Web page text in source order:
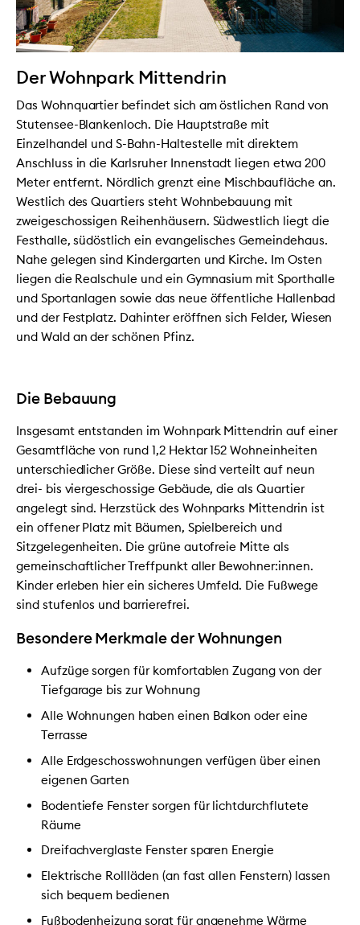
Der Wohnpark Mittendrin
Das Wohnquartier befindet sich am östlichen Rand von
Stutensee-Blankenloch. Die Hauptstraße mit
Einzelhandel und S-Bahn-Haltestelle mit direktem
Anschluss in die Karlsruher Innenstadt liegen etwa 200
Meter entfernt. Nördlich grenzt eine Mischbaufläche an.
Westlich des Quartiers steht Wohnbebauung mit
zweigeschossigen Reihenhäusern. Südwestlich liegt die
Festhalle, südöstlich ein evangelisches Gemeindehaus.
Nahe gelegen sind Kindergarten und Kirche. Im Osten
liegen die Realschule und ein Gymnasium mit Sporthalle
und Sportanlagen sowie das neue öffentliche Hallenbad
und der Festplatz. Dahinter eröffnen sich Felder, Wiesen
und Wald an der schönen Pfinz.
Die Bebauung
Insgesamt entstanden im Wohnpark Mittendrin auf einer
Gesamtfläche von rund 1,2 Hektar 152 Wohneinheiten
unterschiedlicher Größe. Diese sind verteilt auf neun
drei- bis viergeschossige Gebäude, die als Quartier
angelegt sind. Herzstück des Wohnparks Mittendrin ist
ein offener Platz mit Bäumen, Spielbereich und
Sitzgelegenheiten. Die grüne autofreie Mitte als
gemeinschaftlicher Treffpunkt aller Bewohner:innen.
Kinder erleben hier ein sicheres Umfeld. Die Fußwege
sind stufenlos und barrierefrei.
Besondere Merkmale der Wohnungen
Aufzüge sorgen für komfortablen Zugang von der
Tiefgarage bis zur Wohnung
Alle Wohnungen haben einen Balkon oder eine
Terrasse
Alle Erdgeschosswohnungen verfügen über einen
eigenen Garten
Bodentiefe Fenster sorgen für lichtdurchflutete
Räume
Dreifachverglaste Fenster sparen Energie
Elektrische Rollläden (an fast allen Fenstern) lassen
sich bequem bedienen
Fußbodenheizung sorgt für angenehme Wärme